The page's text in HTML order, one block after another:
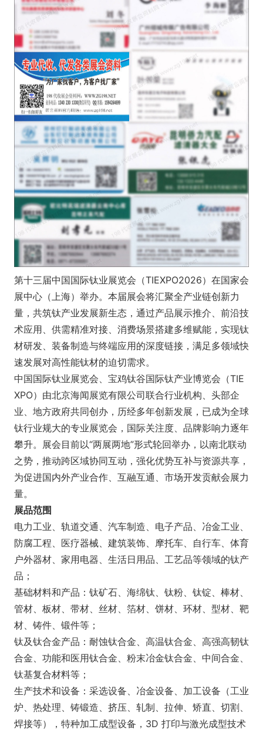
第十三届中国国际钛业展览会（TIEXPO2026）在国家会
展中心（上海）举办。本届展会将汇聚全产业链创新力
量，共筑钛产业发展新生态，通过产品展示推介、前沿技
术应用、供需精准对接、消费场景搭建多维赋能，实现钛
材研发、装备制造与终端应用的深度链接，满足多领域快
速发展对高性能钛材的迫切需求。
中国国际钛业展览会、宝鸡钛谷国际钛产业博览会（TIE
XPO）由北京海闻展览有限公司联合行业机构、头部企
业、地方政府共同创办，历经多年创新发展，已成为全球
钛行业规大的专业展览会，国际关注度、品牌影响力逐年
攀升。展会目前以“两展两地”形式轮回举办，以南北联动
之势，推动跨区域协同互动，强化优势互补与资源共享，
为促进国内外产业合作、互融互通、市场开发贡献会展力
量。
展品范围
电力工业、轨道交通、汽车制造、电子产品、冶金工业、
防腐工程、医疗器械、建筑装饰、摩托车、自行车、体育
户外器材、家用电器、生活日用品、工艺品等领域的钛产
品；
基础材料和产品：钛矿石、海绵钛、钛粉、钛锭、棒材、
管材、板材、带材、丝材、箔材、饼材、环材、型材、靶
材、铸件、锻件等；
钛及钛合金产品：耐蚀钛合金、高温钛合金、高强高韧钛
合金、功能和医用钛合金、粉末冶金钛合金、中间合金、
钛基复合材料等；
生产技术和设备：采选设备、冶金设备、加工设备（工业
炉、热处理、铸锻造、挤压、轧制、拉伸、矫直、切割、
焊接等），特种加工成型设备，3D 打印与激光成型技术